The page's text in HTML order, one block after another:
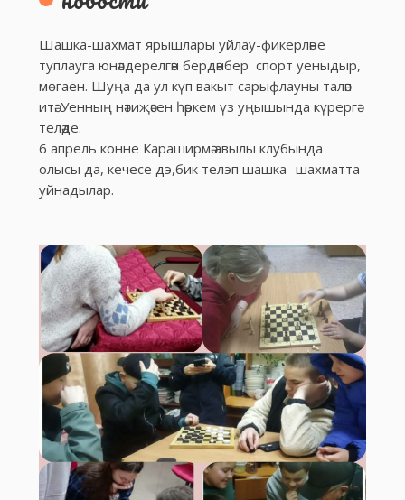
Шашка-шахмат ярышлары уйлау-фикерләне
туплауга юнәлдерелгән бердәнбер спорт уеныдыр,
мөгаен. Шуңа да ул күп вакыт сарыфлауны таләп
итә. Уенның нәтиҗәсен һәркем үз уңышында күрергә
теләде.
6 апрель конне Караширмә авылы клубында
олысы да, кечесе дэ,бик телэп шашка- шахматта
уйнадылар.